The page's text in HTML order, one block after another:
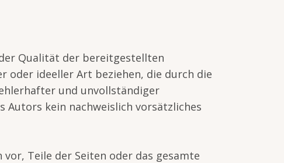
Qualität der bereitgestellten
oder ideeller Art beziehen, die durch die
und unvollständiger
Autors kein nachweislich vorsätzliches
Teile der Seiten oder das gesamte